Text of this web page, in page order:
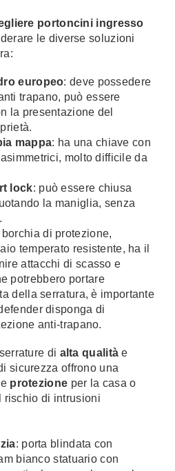
portoncini ingresso
le diverse soluzioni
europeo: deve possedere
trapano, può essere
la presentazione del
mappa: ha una chiave con
molto difficile da
lock: può essere chiusa
la maniglia, senza
borchia di protezione,
temperato resistente, ha il
attacchi di scasso e
potrebbero portare
della serratura, è importante
disponga di
anti-trapano.
di alta qualità e
sicurezza offrono una
e protezione per la casa o
rischio di intrusioni
: porta blindata con
bianco statuario con